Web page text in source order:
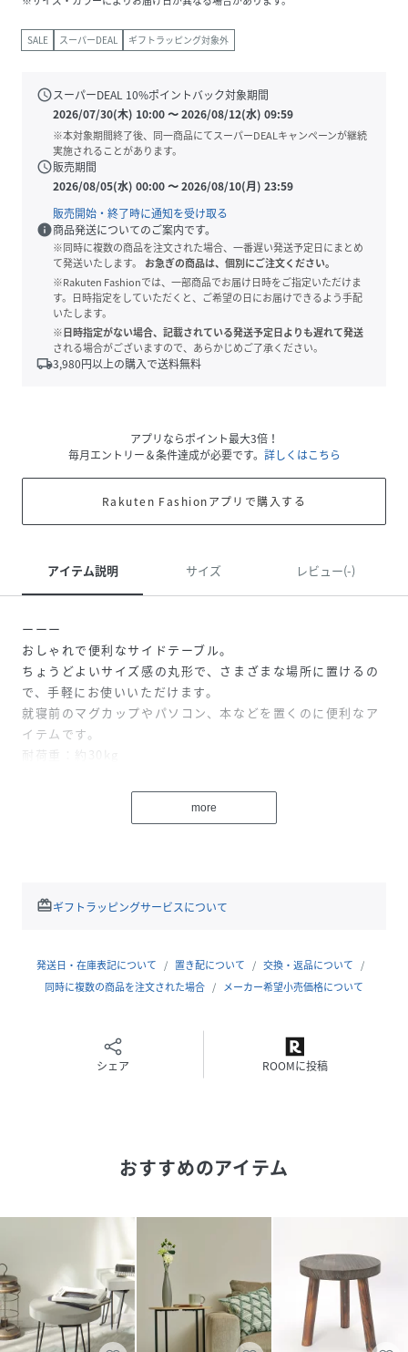
SALE スーパーDEAL ギフトラッピング対象外
scheduleスーパーDEAL 10%ポイントバック対象期間
2026/07/30(木) 10:00〜2026/08/12(水) 09:59
※本対象期間終了後、同一商品にてスーパーDEALキャンペーンが継続
実施されることがあります。
schedule販売期間
2026/08/05(水) 00:00〜2026/08/10(月) 23:59
販売開始・終了時に通知を受け取る
info商品発送についてのご案内です。
※同時に複数の商品を注文された場合、一番遅い発送予定日にまとめ
て発送いたします。
お急ぎの商品は、個別にご注文ください。
※Rakuten Fashionでは、一部商品でお届け日時をご指定いただけま
す。日時指定をしていただくと、ご希望の日にお届けできるよう手配
いたします。
※日時指定がない場合、記載されている発送予定日よりも遅れて発送
される場合がございますので、あらかじめご了承ください。
local_shipping3,980円以上の購入で送料無料
アプリならポイント最大3倍！
毎月エントリー＆条件達成が必要です。 詳しくはこちら
Rakuten Fashionアプリで購入する
アイテム説明 サイズ レビュー(-)
ーーー
おしゃれで便利なサイドテーブル。
ちょうどよいサイズ感の丸形で、さまざまな場所に置けるの
で、手軽にお使いいただけます。
就寝前のマグカップやパソコン、本などを置くのに便利なア
イテムです。
耐荷重：約30kg
※天然素材を使用した商品のためサイズや形状、色味などの
いますが、不良ではなく、天然ならではの特性になります。
性別タイプ ユニセックス
KB7750_102595
more
redeemギフトラッピングサービスについて
発送日・在庫表記について 置き配について
交換・返品について
同時に複数の商品を注文された場合
メーカー希望小売価格について
シェア ROOMに投稿
おすすめのアイテム